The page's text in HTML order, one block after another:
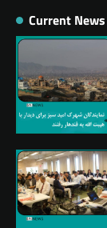
Current News